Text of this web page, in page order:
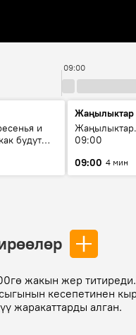
09:00
и
будут
Жаңылыктар
09:00
09:00 4 мин
жакын жер
кесепетинен
жаракаттарды алган.